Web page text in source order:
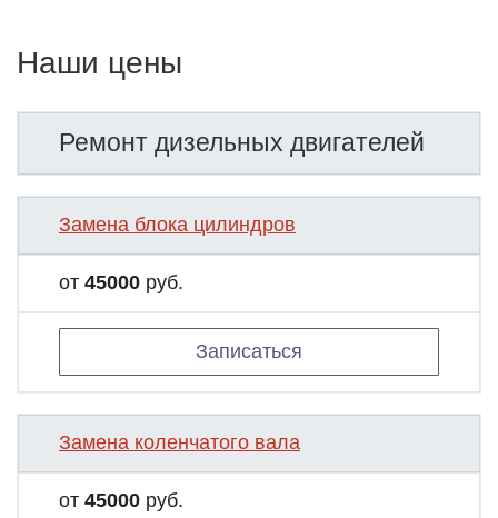
Наши цены
Ремонт дизельных двигателей
Замена блока цилиндров
от 45000 руб.
Записаться
Замена коленчатого вала
от 45000 руб.